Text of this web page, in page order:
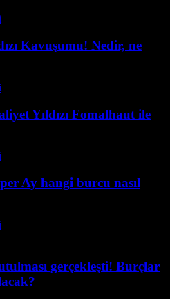
Kavuşumu! Nedir, ne
Yıldızı Fomalhaut ile
Ay hangi burcu nasıl
gerçekleşti! Burçlar